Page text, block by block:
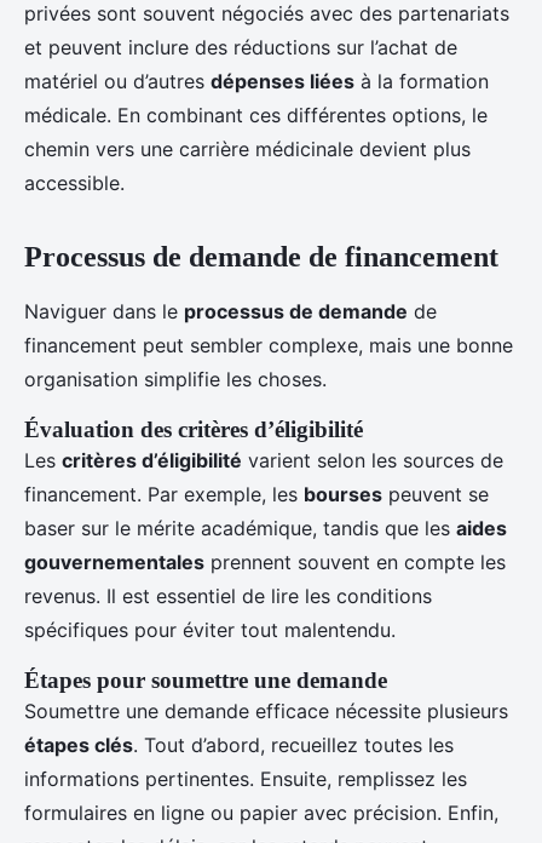
privées sont souvent négociés avec des partenariats
et peuvent inclure des réductions sur l’achat de
matériel ou d’autres dépenses liées à la formation
médicale. En combinant ces différentes options, le
chemin vers une carrière médicinale devient plus
accessible.
Processus de demande de financement
Naviguer dans le processus de demande de
financement peut sembler complexe, mais une bonne
organisation simplifie les choses.
Évaluation des critères d’éligibilité
Les critères d’éligibilité varient selon les sources de
financement. Par exemple, les bourses peuvent se
baser sur le mérite académique, tandis que les aides
gouvernementales prennent souvent en compte les
revenus. Il est essentiel de lire les conditions
spécifiques pour éviter tout malentendu.
Étapes pour soumettre une demande
Soumettre une demande efficace nécessite plusieurs
étapes clés. Tout d’abord, recueillez toutes les
informations pertinentes. Ensuite, remplissez les
formulaires en ligne ou papier avec précision. Enfin,